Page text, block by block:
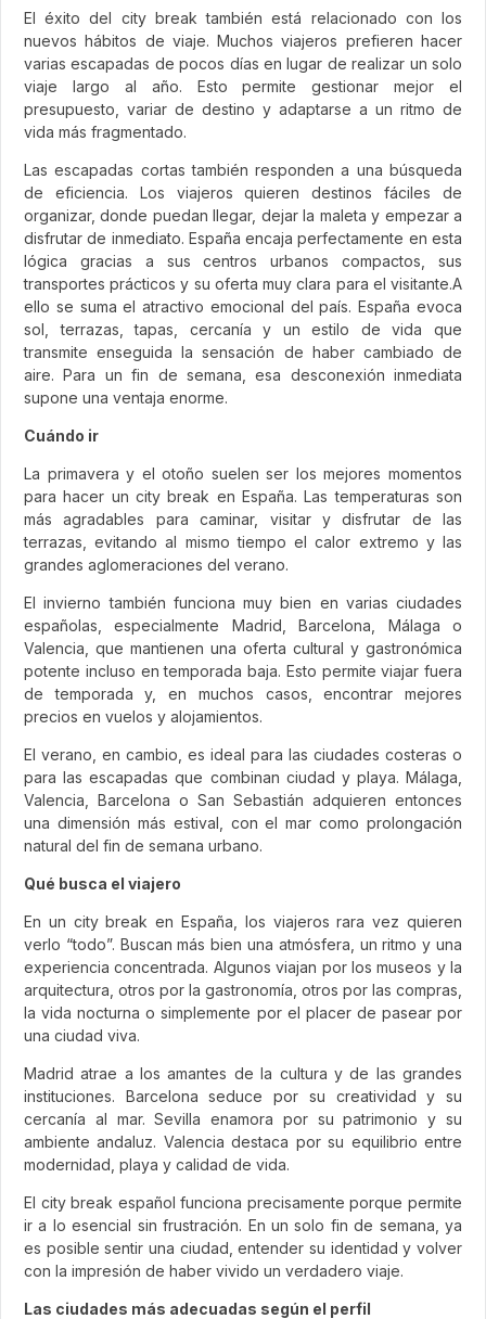
El éxito del city break también está relacionado con los
nuevos hábitos de viaje. Muchos viajeros prefieren hacer
varias escapadas de pocos días en lugar de realizar un solo
viaje largo al año. Esto permite gestionar mejor el
presupuesto, variar de destino y adaptarse a un ritmo de
vida más fragmentado.
Las escapadas cortas también responden a una búsqueda
de eficiencia. Los viajeros quieren destinos fáciles de
organizar, donde puedan llegar, dejar la maleta y empezar a
disfrutar de inmediato. España encaja perfectamente en esta
lógica gracias a sus centros urbanos compactos, sus
transportes prácticos y su oferta muy clara para el visitante.A
ello se suma el atractivo emocional del país. España evoca
sol, terrazas, tapas, cercanía y un estilo de vida que
transmite enseguida la sensación de haber cambiado de
aire. Para un fin de semana, esa desconexión inmediata
supone una ventaja enorme.
Cuándo ir
La primavera y el otoño suelen ser los mejores momentos
para hacer un city break en España. Las temperaturas son
más agradables para caminar, visitar y disfrutar de las
terrazas, evitando al mismo tiempo el calor extremo y las
grandes aglomeraciones del verano.
El invierno también funciona muy bien en varias ciudades
españolas, especialmente Madrid, Barcelona, Málaga o
Valencia, que mantienen una oferta cultural y gastronómica
potente incluso en temporada baja. Esto permite viajar fuera
de temporada y, en muchos casos, encontrar mejores
precios en vuelos y alojamientos.
El verano, en cambio, es ideal para las ciudades costeras o
para las escapadas que combinan ciudad y playa. Málaga,
Valencia, Barcelona o San Sebastián adquieren entonces
una dimensión más estival, con el mar como prolongación
natural del fin de semana urbano.
Qué busca el viajero
En un city break en España, los viajeros rara vez quieren
verlo “todo”. Buscan más bien una atmósfera, un ritmo y una
experiencia concentrada. Algunos viajan por los museos y la
arquitectura, otros por la gastronomía, otros por las compras,
la vida nocturna o simplemente por el placer de pasear por
una ciudad viva.
Madrid atrae a los amantes de la cultura y de las grandes
instituciones. Barcelona seduce por su creatividad y su
cercanía al mar. Sevilla enamora por su patrimonio y su
ambiente andaluz. Valencia destaca por su equilibrio entre
modernidad, playa y calidad de vida.
El city break español funciona precisamente porque permite
ir a lo esencial sin frustración. En un solo fin de semana, ya
es posible sentir una ciudad, entender su identidad y volver
con la impresión de haber vivido un verdadero viaje.
Las ciudades más adecuadas según el perfil